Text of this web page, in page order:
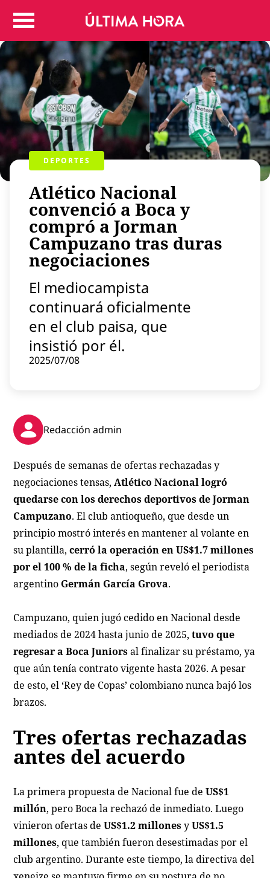
Colombia
Judicial
Politica
Regiones
Deportes
Positivas
Entretenimiento
Vida
Mundo
Virales
Tecnología
Economía
Estilo de vida
Contenido patrocinado
DEPORTES
Atlético Nacional
convenció a Boca y
compró a Jorman
Campuzano tras duras
negociaciones
El mediocampista
continuará oficialmente
en el club paisa, que
insistió por él.
2025/07/08
Redacción admin
Después de semanas de ofertas rechazadas y
negociaciones tensas,Atlético Nacional logró
quedarse con los derechos deportivos de Jorman
Campuzano. El club antioqueño, que desde un
principio mostró interés en mantener al volante en
su plantilla,cerró la operación en US$1.7 millones
por el 100 % de la ficha, según reveló el periodista
argentino Germán García Grova.
Campuzano, quien jugó cedido en Nacional desde
mediados de 2024 hasta junio de 2025,tuvo que
regresar a Boca Juniorsal finalizar su préstamo, ya
que aún tenía contrato vigente hasta 2026. A pesar
de esto, el ‘Rey de Copas’ colombiano nunca bajó los
brazos.
Tres ofertas rechazadas
antes del acuerdo
La primera propuesta de Nacional fue deUS$1
millón, pero Boca la rechazó de inmediato. Luego
vinieron ofertas deUS$1.2 millonesyUS$1.5
millones, que también fueron desestimadas por el
club argentino. Durante este tiempo, la directiva del